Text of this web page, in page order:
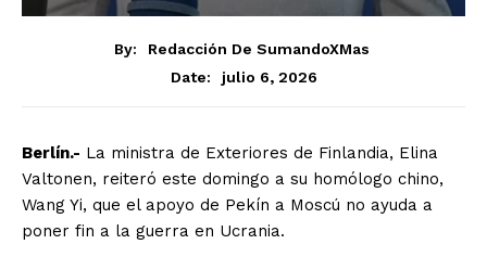
By:
Redacción De SumandoXMas
Date:
julio 6, 2026
Berlín.- La ministra de Exteriores de Finlandia, Elina
Valtonen, reiteró este domingo a su homólogo chino,
Wang Yi, que el apoyo de Pekín a Moscú no ayuda a
poner fin a la guerra en Ucrania.